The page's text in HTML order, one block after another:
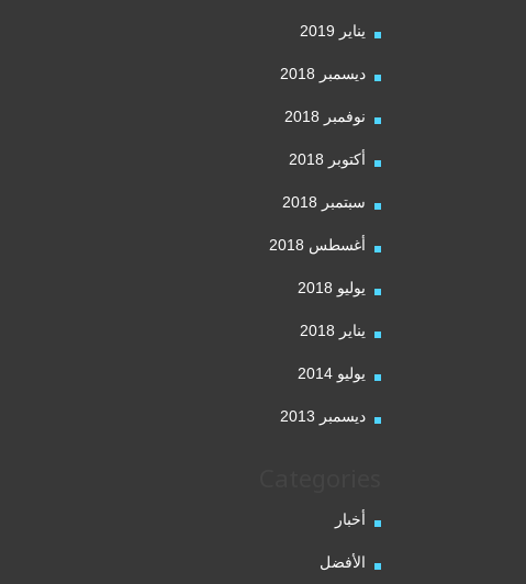
يناير 2019
ديسمبر 2018
نوفمبر 2018
أكتوبر 2018
سبتمبر 2018
أغسطس 2018
يوليو 2018
يناير 2018
يوليو 2014
ديسمبر 2013
أخبار
الأفضل